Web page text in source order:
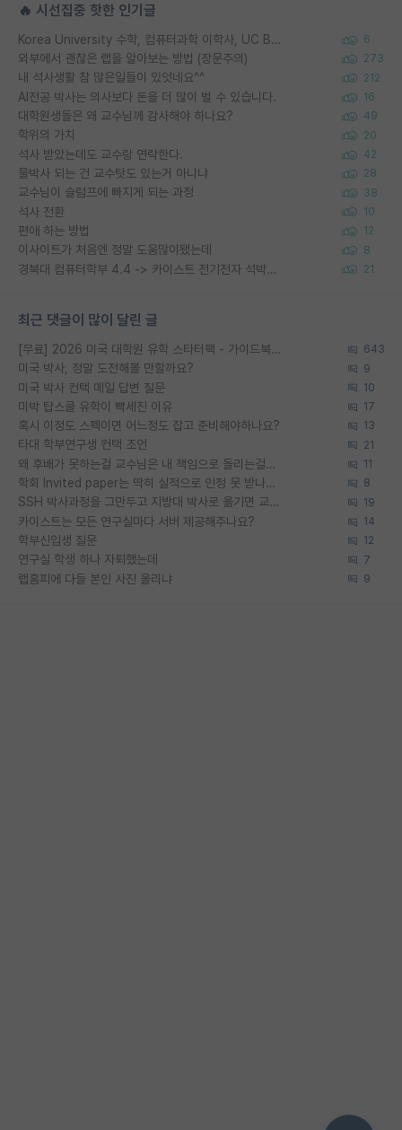
🔥 시선집중 핫한 인기글
Korea University 수학, 컴퓨터과학 이학사, UC Berkeley 산업공학 대학원 공학박사가 되는 것은 쉽지 않겠죠? 6
외부에서 괜찮은 랩을 알아보는 방법 (장문주의) 273
내 석사생활 참 많은일들이 있엇네요^^ 212
AI전공 박사는 의사보다 돈을 더 많이 벌 수 있습니다. 16
대학원생들은 왜 교수님께 감사해야 하나요? 49
학위의 가치 20
석사 받았는데도 교수랑 연락한다. 42
물박사 되는 건 교수탓도 있는거 아니냐 28
교수님이 슬럼프에 빠지게 되는 과정 38
석사 전환 10
편애 하는 방법 12
이사이트가 처음엔 정말 도움많이됐는데 8
경북대 컴퓨터학부 4.4 -> 카이스트 전기전자 석박사통합과정 합격 21
최근 댓글이 많이 달린 글
[무료] 2026 미국 대학원 유학 스타터팩 - 가이드북 & 합격자 컨택메일 템플릿 643
미국 박사, 정말 도전해볼 만할까요? 9
미국 박사 컨택 메일 답변 질문 10
미박 탑스쿨 유학이 빡세진 이유 17
혹시 이정도 스펙이면 어느정도 잡고 준비해야하나요? 13
타대 학부연구생 컨택 조언 21
왜 후배가 못하는걸 교수님은 내 책임으로 돌리는걸까요? 11
학회 Invited paper는 딱히 실적으로 인정 못 받나요? 8
SSH 박사과정을 그만두고 지방대 박사로 옮기면 교수의 꿈은 끝일까요? 19
카이스트는 모든 연구실마다 서버 제공해주나요? 14
학부신입생 질문 12
연구실 학생 하나 자퇴했는데 7
랩홈피에 다들 본인 사진 올리냐 9